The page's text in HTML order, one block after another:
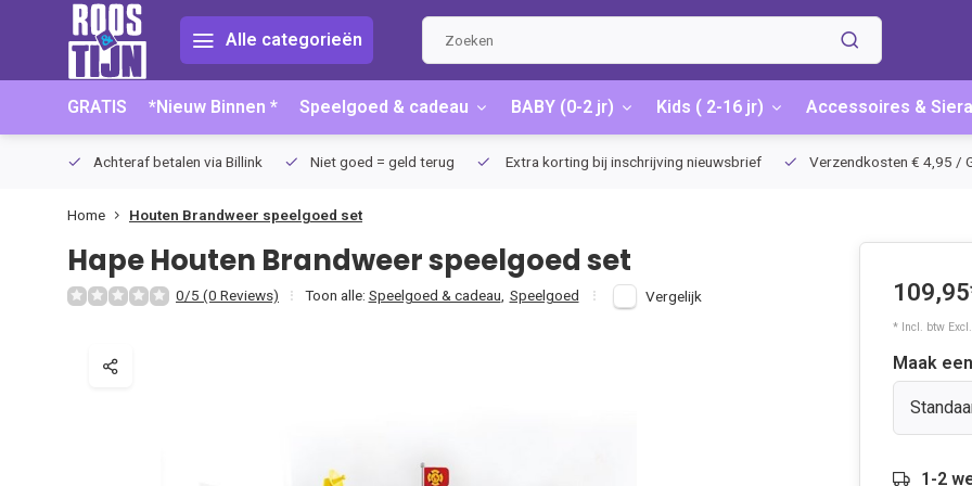
Alle categorieën
GRATIS *Nieuw Binnen * Speelgoed & cadeau BABY (0-2 jr) Kids ( 2-16 jr) Accessoires &
Achteraf betalen via Billink Niet goed = geld terug Extra korting bij inschrijving nieuwsbrief Verzendkosten € 4,95 /
Home Houten Brandweer speelgoed set
HapeHouten Brandweer speelgoed set
0/5 (0 Reviews) Toon alle: Speelgoed & cadeau Speelgoed Vergelijk
* Incl. btw Excl.
Maak
1-2